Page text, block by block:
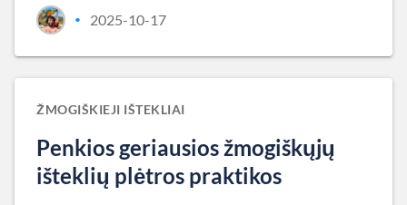
• 2025-10-17
ŽMOGIŠKIEJI IŠTEKLIAI
Penkios geriausios žmogiškųjų
išteklių plėtros praktikos